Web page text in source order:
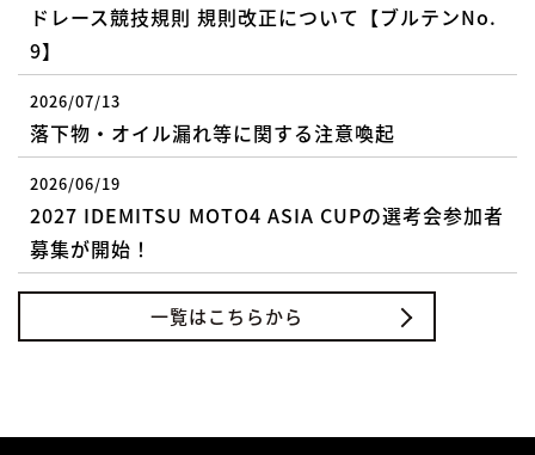
ドレース競技規則 規則改正について【ブルテンNo.
9】
2026/07/13
落下物・オイル漏れ等に関する注意喚起
2026/06/19
2027 IDEMITSU MOTO4 ASIA CUPの選考会参加者
募集が開始！
一覧はこちらから